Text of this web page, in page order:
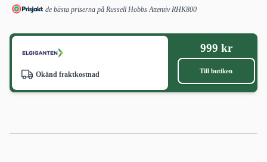
de bästa priserna på Russell Hobbs Attentiv RHK800
Okänd fraktkostnad
999 kr
Till butiken